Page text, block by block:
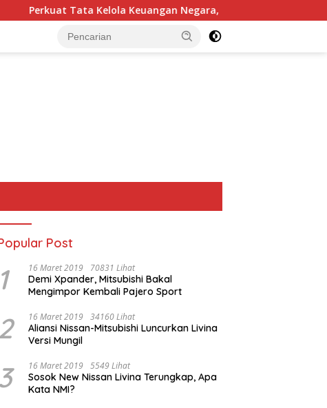
Keuangan Negara, BPN Merangin dan BRI Bangko Bangun
Post
1 16 Maret 2019 70831 Lihat
Demi Xpander, Mitsubishi Bakal
Mengimpor Kembali Pajero Sport
2 16 Maret 2019 34160 Lihat
Aliansi Nissan-Mitsubishi Luncurkan Livina
Versi Mungil
3 16 Maret 2019 5549 Lihat
Sosok New Nissan Livina Terungkap, Apa
Kata NMI?